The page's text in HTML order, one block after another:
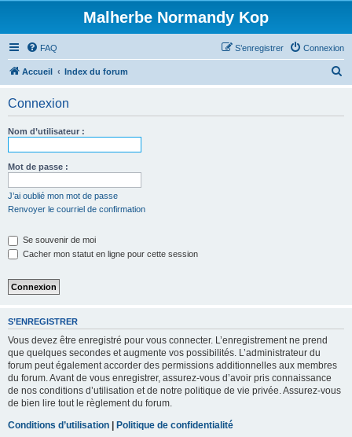
Malherbe Normandy Kop
FAQ Connexion
S’enregistrer
Accueil Index du forum
Connexion
Nom d’utilisateur :
Mot de passe :
J’ai oublié mon mot de passe
Renvoyer le courriel de confirmation
Se souvenir de moi
Cacher mon statut en ligne pour cette session
S’ENREGISTRER
Vous devez être enregistré pour vous connecter. L’enregistrement ne prend
que quelques secondes et augmente vos possibilités. L’administrateur du
forum peut également accorder des permissions additionnelles aux membres
du forum. Avant de vous enregistrer, assurez-vous d’avoir pris connaissance
de nos conditions d’utilisation et de notre politique de vie privée. Assurez-vous
de bien lire tout le règlement du forum.
Conditions d’utilisation | Politique de confidentialité